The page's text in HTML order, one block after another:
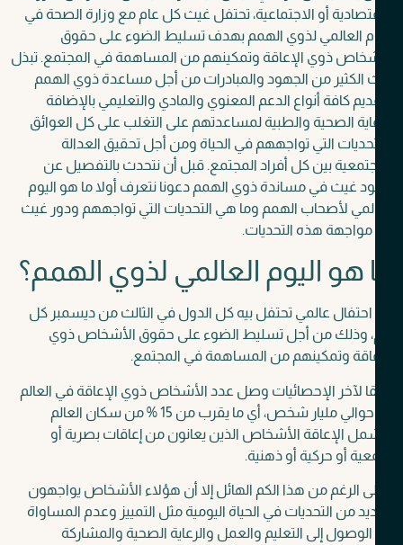
أو الاجتماعية، تحتفل غيث كل عام مع وزارة الصحة في
العالمي لذوي الهمم بهدف تسليط الضوء على حقوق
ذوي الإعاقة وتمكينهم من المساهمة في المجتمع.تبذل
الكثير من الجهود والمبادرات من أجل مساعدة ذوي الهمم
كافة أنواع الدعم المعنوي والمادي والتعليمي بالإضافة
الصحية والطبية لمساعدتهم على التغلب على كل العوائق
التي تواجههم في الحياة ومن أجل تحقيق العدالة
بين كل أفراد المجتمع.قبل أن نتحدث بالتفصيل عن
غيث في مساندة ذوي الهمم دعونا نتعرف أولا ما هو اليوم
لأصحاب الهمم وما هي التحديات التي تواجههم ودور غيث
هذه التحديات.
هو اليوم العالمي لذوي الهمم؟
عالمي تحتفل بيه كل الدول في الثالث من ديسمبر كل
وذلك من أجل تسليط الضوء على حقوق الأشخاص ذوي
وتمكينهم من المساهمة في المجتمع.
لآخر الإحصائيات وصل عدد الأشخاص ذوي الإعاقة في العالم
إلى حوالي مليار شخص، أي ما يقرب من 15 % من سكان العالم
الإعاقة الأشخاص الذين يعانون من إعاقات بصرية أو
أو حركية أو ذهنية.
الرغم من هذا الكم الهائل إلا أن هؤلاء الأشخاص يواجهون
من التحديات في الحياة اليومية مثل التمييز وعدم المساواة
إلى التعليم والعمل والرعاية الصحية والمشاركة